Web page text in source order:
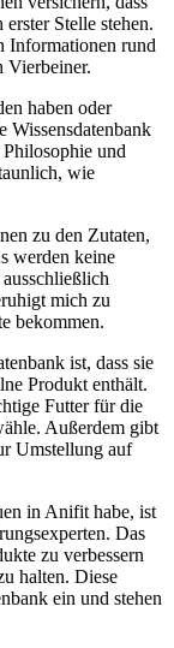
Stelle stehen.
Informationen ⁣rund
Vierbeiner.
haben oder
‍Wissensdatenbank⁢
und
wie
​zu den Zutaten,
werden keine
mich zu
⁢bekommen.
ist, dass sie⁤
Produkt⁤ enthält.
Futter für die
Außerdem gibt
Umstellung auf
in Anifit habe, ist
Das
zu verbessern
halten. ‌Diese
ein⁣ und stehen